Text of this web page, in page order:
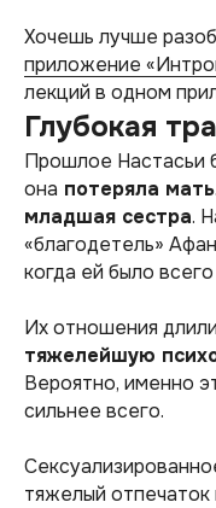
Хочешь лучше
приложение
лекций в одном
Глубокая
Прошлое Настасьи
она потеряла мать
младшая сестра.
«благодетель»
когда ей было всего
Их отношения
тяжелейшую
Вероятно, именно
сильнее всего.
тяжелый отпечаток